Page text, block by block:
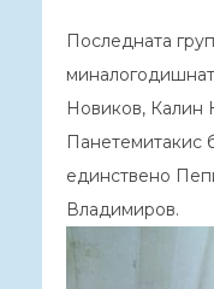
Последната
Новиков, Калин
Панетемитакис
единствено
Владимиров.